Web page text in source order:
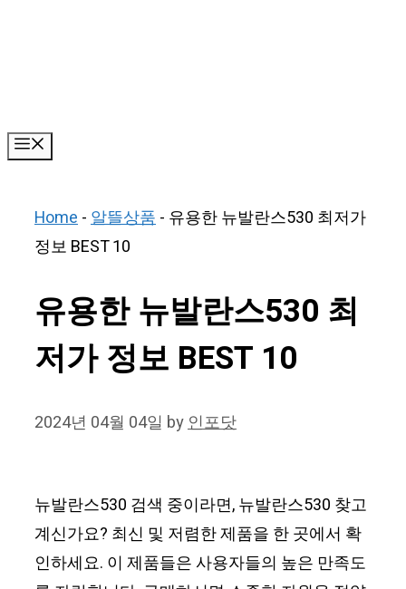
Home-알뜰상품- 유용한 뉴발란스530 최저가
정보 BEST 10
유용한 뉴발란스530 최
저가 정보 BEST 10
2024년 04월 04일 by인포닷
뉴발란스530 검색 중이라면, 뉴발란스530 찾고
계신가요? 최신 및 저렴한 제품을 한 곳에서 확
인하세요. 이 제품들은 사용자들의 높은 만족도